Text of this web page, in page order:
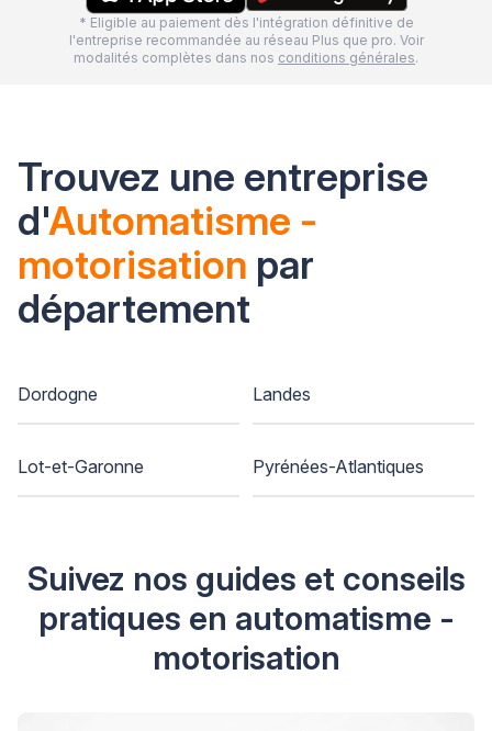
* Eligible au paiement dès l'intégration définitive de
l'entreprise recommandée au réseau Plus que pro. Voir
modalités complètes dans nos conditions générales.
Trouvez une entreprise
d'Automatisme -
motorisation par
département
Dordogne Landes
Lot-et-Garonne Pyrénées-Atlantiques
Suivez nos guides et conseils
pratiques en automatisme -
motorisation